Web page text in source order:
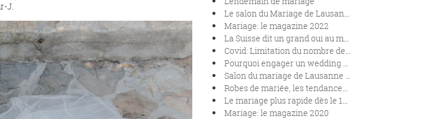
J.
Le salon du Mariage de Lausanne se renouvelle !
Mariage: le magazine 2022
La Suisse dit un grand oui au mariage pour toutes et tous
Covid: Limitation du nombre de personnes lors des mariages
Pourquoi engager un wedding planner pour son mariage ?
Salon du mariage de Lausanne 2020
Robes de mariée, les tendances 2020
Le mariage plus rapide dès le 1er janvier 2020.
Mariage: le magazine 2020